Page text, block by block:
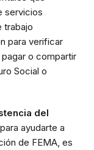
servicios
trabajo
para verificar
o compartir
Social o
del
ayudarte a
de FEMA, es